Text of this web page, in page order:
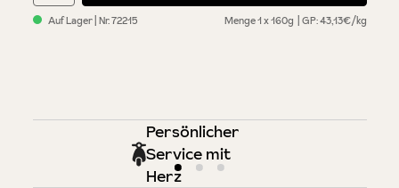
Auf Lager | Nr.72215 Menge1 x 160g GP: 43,13€/kg
Persönlicher
Service mit
Herz